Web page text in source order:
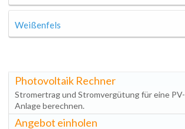
Weißenfels
Photovoltaik Rechner
Stromertrag und Stromvergütung für eine PV-
Anlage berechnen.
Angebot einholen